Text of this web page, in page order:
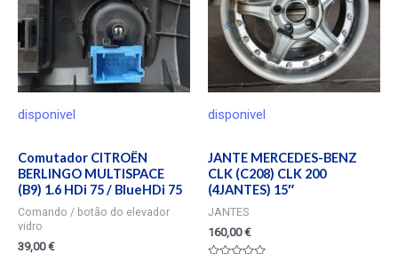
disponivel
Comutador CITROËN
BERLINGO MULTISPACE
(B9) 1.6 HDi 75 / BlueHDi 75
Comando / botão do elevador
vidro
39,00€
disponivel
JANTE MERCEDES-BENZ
CLK (C208) CLK 200
(4JANTES) 15″
JANTES
160,00€